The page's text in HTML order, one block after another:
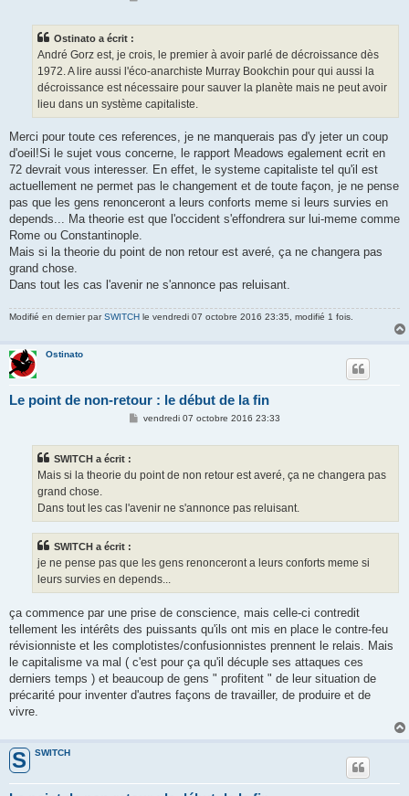
g
Ostinato a écrit :
André Gorz est, je crois, le premier à avoir parlé de décroissance dès
1972. A lire aussi l'éco-anarchiste Murray Bookchin pour qui aussi la
décroissance est nécessaire pour sauver la planète mais ne peut avoir
lieu dans un système capitaliste.
Merci pour toute ces references, je ne manquerais pas d'y jeter un coup
d'oeil!Si le sujet vous concerne, le rapport Meadows egalement ecrit en
72 devrait vous interesser. En effet, le systeme capitaliste tel qu'il est
actuellement ne permet pas le changement et de toute façon, je ne pense
pas que les gens renonceront a leurs conforts meme si leurs survies en
depends... Ma theorie est que l'occident s'effondrera sur lui-meme comme
Rome ou Constantinople.
Mais si la theorie du point de non retour est averé, ça ne changera pas
grand chose.
Dans tout les cas l'avenir ne s'annonce pas reluisant.
Modifié en dernier parSWITCH le vendredi 07 octobre 2016 23:35, modifié 1 fois.
Ostinato
Le point de non-retour : le début de la fin
M
g
e
vendredi 07 octobre 2016 23:33
SWITCH a écrit :
Mais si la theorie du point de non retour est averé, ça ne changera pas
grand chose.
Dans tout les cas l'avenir ne s'annonce pas reluisant.
SWITCH a écrit :
je ne pense pas que les gens renonceront a leurs conforts meme si
leurs survies en depends...
ça commence par une prise de conscience, mais celle-ci contredit
tellement les intérêts des puissants qu'ils ont mis en place le contre-feu
révisionniste et les complotistes/confusionnistes prennent le relais. Mais
le capitalisme va mal ( c'est pour ça qu'il décuple ses attaques ces
derniers temps ) et beaucoup de gens " profitent " de leur situation de
précarité pour inventer d'autres façons de travailler, de produire et de
vivre.
S SWITCH